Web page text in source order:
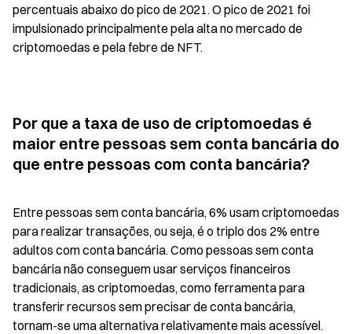
percentuais abaixo do pico de 2021. O pico de 2021 foi
impulsionado principalmente pela alta no mercado de
criptomoedas e pela febre de NFT.
Por que a taxa de uso de criptomoedas é
maior entre pessoas sem conta bancária do
que entre pessoas com conta bancária?
Entre pessoas sem conta bancária, 6% usam criptomoedas
para realizar transações, ou seja, é o triplo dos 2% entre
adultos com conta bancária. Como pessoas sem conta
bancária não conseguem usar serviços financeiros
tradicionais, as criptomoedas, como ferramenta para
transferir recursos sem precisar de conta bancária,
tornam-se uma alternativa relativamente mais acessível.